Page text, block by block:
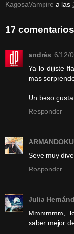
KagosaVampire a las
17
andrés 6/12/
Ya lo dijiste
mas
Un beso
Responder
Seve muy
Responder
Julia
Mmmmmm,
saber mejor